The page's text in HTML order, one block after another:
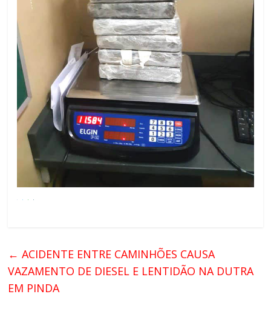
← ACIDENTE ENTRE CAMINHÕES CAUSA
VAZAMENTO DE DIESEL E LENTIDÃO NA DUTRA
EM PINDA